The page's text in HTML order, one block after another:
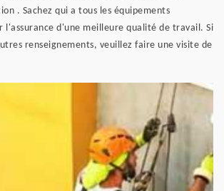
. Sachez qui a tous les équipements
l'assurance d'une meilleure qualité de travail. Si
renseignements, veuillez faire une visite de